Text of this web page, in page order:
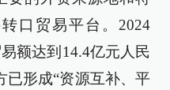
口贸易平台。2024
额达到14.4亿元人民
已形成“资源互补、平